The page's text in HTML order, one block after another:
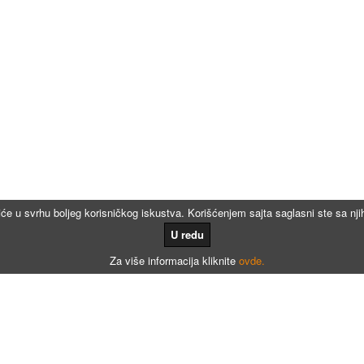
u svrhu boljeg korisničkog iskustva. Korišćenjem sajta saglasni ste sa
U redu
Za više informacija kliknite ovde.
Kalkulatori